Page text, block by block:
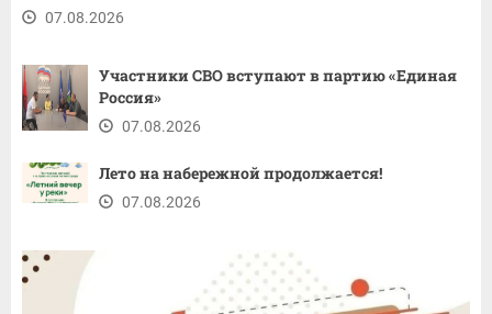
07.08.2026
Участники СВО вступают в партию «Единая
Россия»
07.08.2026
Лето на набережной продолжается!
07.08.2026